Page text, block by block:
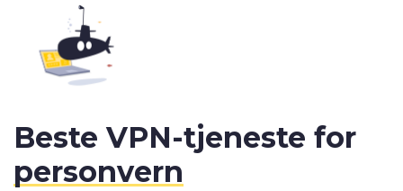
Beste VPN-tjeneste for
personvern